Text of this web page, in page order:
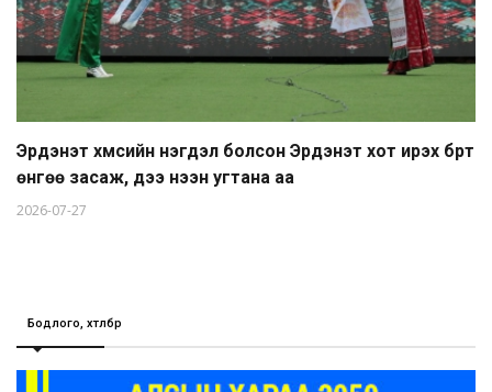
Эрдэнэт хүмүүсийн нэгдэл болсон Эрдэнэт хот ирэх бүрт
өнгөө засаж, үүдээ нээн угтана аа
2026-07-27
Бодлого, хөтөлбөр